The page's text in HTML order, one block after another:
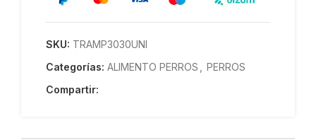
SKU: TRAMP3030UNI
Categorías: ALIMENTO PERROS
PERROS
Compartir: